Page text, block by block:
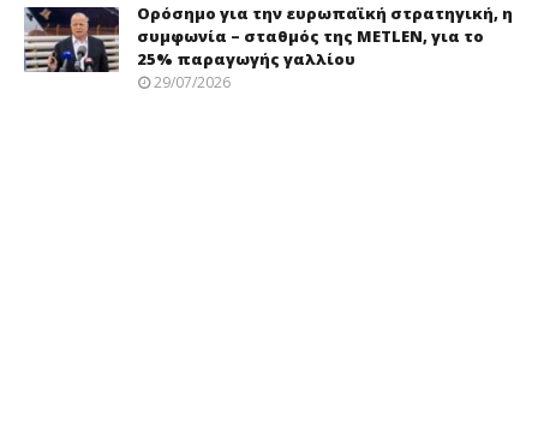
Ορόσημο για την ευρωπαϊκή στρατηγική, η
συμφωνία – σταθμός της METLEN, για το
25% παραγωγής γαλλίου
29/07/2026